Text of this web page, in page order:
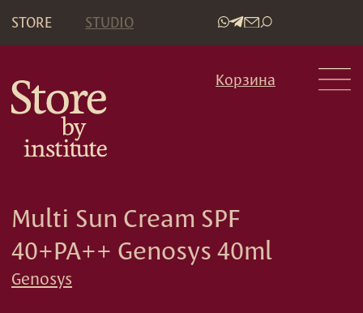
STORE STUDIO
•
Multi Sun Cream SPF